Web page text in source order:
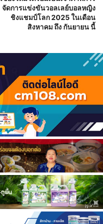
จัดการแข่งขันวอลเลย์บอลหญิง
ชิงแชมป์โลก 2025 ในเดือน
สิงหาคม ถึง กันยายน นี้